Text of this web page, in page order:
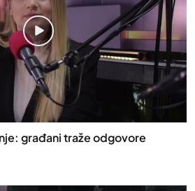
građani traže odgovore